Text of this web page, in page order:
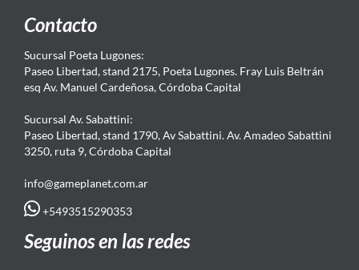
Contacto
Sucursal Poeta Lugones:
Paseo Libertad, stand 2175, Poeta Lugones. Fray Luis Beltrán
esq Av. Manuel Cardeñosa, Córdoba Capital
Sucursal Av. Sabattini:
Paseo Libertad, stand 1790, Av Sabattini. Av. Amadeo Sabattini
3250, ruta 9, Córdoba Capital
info@gameplanet.com.ar
+5493515290353
Seguinos en las redes